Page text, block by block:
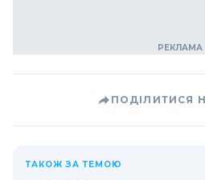
ПОДІЛИТИСЯ
ТАКОЖ ЗА ТЕМОЮ